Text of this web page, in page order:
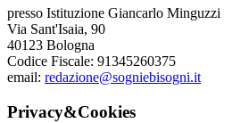
presso Istituzione Giancarlo Minguzzi
Via Sant'Isaia, 90
40123 Bologna
Codice Fiscale: 91345260375
email: redazione@sogniebisogni.it
Privacy&Cookies